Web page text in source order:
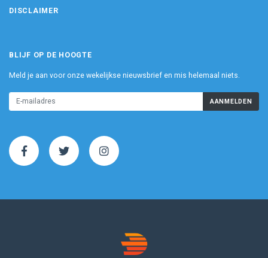
DISCLAIMER
BLIJF OP DE HOOGTE
Meld je aan voor onze wekelijkse nieuwsbrief en mis helemaal niets.
AANMELDEN